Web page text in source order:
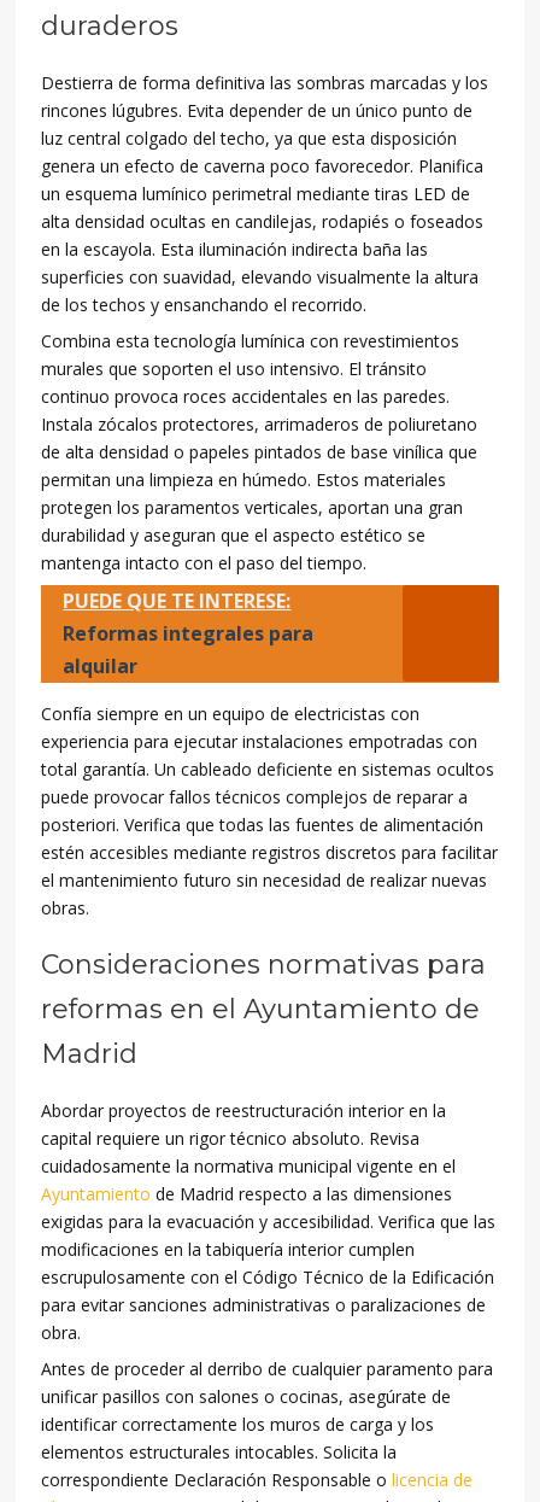
duraderos
Destierra de forma definitiva las sombras marcadas y los
rincones lúgubres. Evita depender de un único punto de
luz central colgado del techo, ya que esta disposición
genera un efecto de caverna poco favorecedor. Planifica
un esquema lumínico perimetral mediante tiras LED de
alta densidad ocultas en candilejas, rodapiés o foseados
en la escayola. Esta iluminación indirecta baña las
superficies con suavidad, elevando visualmente la altura
de los techos y ensanchando el recorrido.
Combina esta tecnología lumínica con revestimientos
murales que soporten el uso intensivo. El tránsito
continuo provoca roces accidentales en las paredes.
Instala zócalos protectores, arrimaderos de poliuretano
de alta densidad o papeles pintados de base vinílica que
permitan una limpieza en húmedo. Estos materiales
protegen los paramentos verticales, aportan una gran
durabilidad y aseguran que el aspecto estético se
mantenga intacto con el paso del tiempo.
PUEDE QUE TE INTERESE:
Reformas integrales para
alquilar
Confía siempre en un equipo de electricistas con
experiencia para ejecutar instalaciones empotradas con
total garantía. Un cableado deficiente en sistemas ocultos
puede provocar fallos técnicos complejos de reparar a
posteriori. Verifica que todas las fuentes de alimentación
estén accesibles mediante registros discretos para facilitar
el mantenimiento futuro sin necesidad de realizar nuevas
obras.
Consideraciones normativas para
reformas en el Ayuntamiento de
Madrid
Abordar proyectos de reestructuración interior en la
capital requiere un rigor técnico absoluto. Revisa
cuidadosamente la normativa municipal vigente en el
Ayuntamiento de Madrid respecto a las dimensiones
exigidas para la evacuación y accesibilidad. Verifica que las
modificaciones en la tabiquería interior cumplen
escrupulosamente con el Código Técnico de la Edificación
para evitar sanciones administrativas o paralizaciones de
obra.
Antes de proceder al derribo de cualquier paramento para
unificar pasillos con salones o cocinas, asegúrate de
identificar correctamente los muros de carga y los
elementos estructurales intocables. Solicita la
correspondiente Declaración Responsable olicencia de